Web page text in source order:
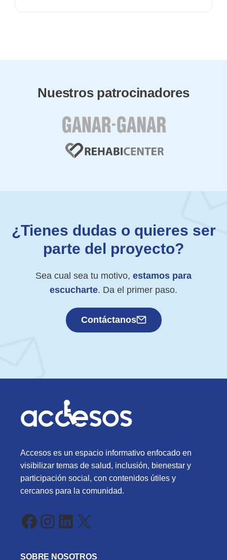
Nuestros patrocinadores
¿Tienes dudas o quieres ser
parte del proyecto?
Sea cual sea tu motivo, estamos para
escucharte. Da el primer paso.
Contáctanos
Accesos es un espacio informativo enfocado en
visibilizar temas de salud, inclusión, bienestar y
participación social, con contenidos útiles y
cercanos para la comunidad.
Facebook
Instagram
LinkedIn
X
SOBRE NOSOTROS